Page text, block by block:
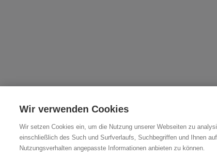
Wir verwenden Cookies
Wir setzen Cookies ein, um die Nutzung unserer Webseiten zu
einschließlich des Such und Surfverlaufs, Suchbegriffen und Ihnen
Nutzungsverhalten angepasste Informationen anbieten zu können.